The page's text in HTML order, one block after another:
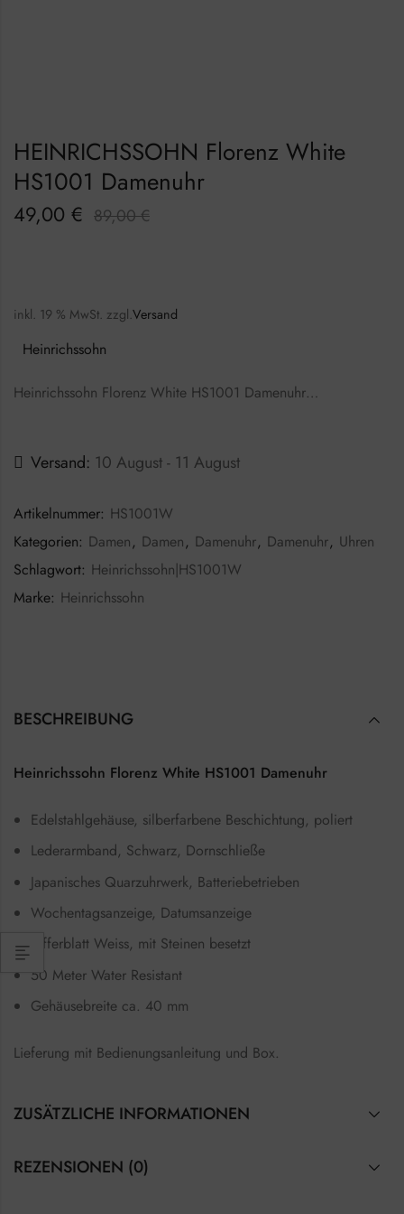
HEINRICHSSOHN Florenz White
HS1001 Damenuhr
49,00 € 89,00€
inkl. 19 % MwSt. zzgl.Versand
Heinrichssohn
Heinrichssohn Florenz White HS1001 Damenuhr…
Versand: 10 August - 11 August
Artikelnummer: HS1001W
Kategorien: Damen, Damen, Damenuhr, Damenuhr, Uhren
Schlagwort: Heinrichssohn|HS1001W
Marke: Heinrichssohn
BESCHREIBUNG
Heinrichssohn Florenz White HS1001 Damenuhr
Edelstahlgehäuse, silberfarbene Beschichtung, poliert
Lederarmband, Schwarz, Dornschließe
Japanisches Quarzuhrwerk, Batteriebetrieben
Wochentagsanzeige, Datumsanzeige
Zifferblatt Weiss, mit Steinen besetzt
50 Meter Water Resistant
Gehäusebreite ca. 40 mm
Lieferung mit Bedienungsanleitung und Box.
ZUSÄTZLICHE INFORMATIONEN
REZENSIONEN (0)